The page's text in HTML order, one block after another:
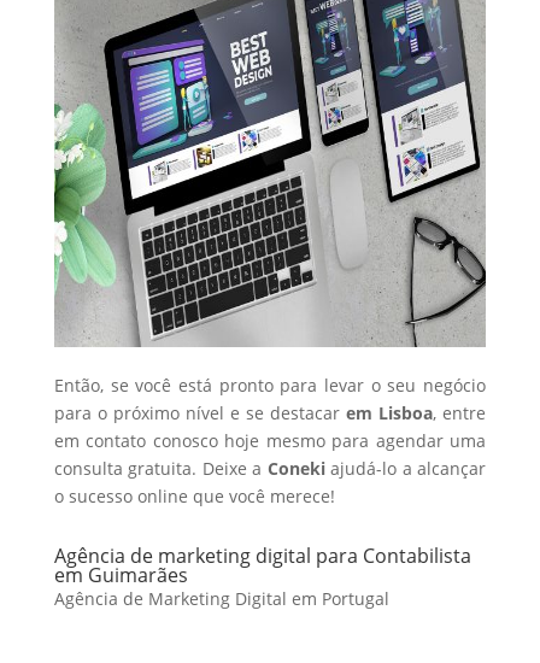
Então, se você está pronto para levar o seu negócio
para o próximo nível e se destacarem Lisboa, entre
em contato conosco hoje mesmo para agendar uma
consulta gratuita. Deixe a Conekiajudá-lo a alcançar
o sucesso online que você merece!
Agência de marketing digital para Contabilista
em Guimarães
Agência de Marketing Digital em Portugal